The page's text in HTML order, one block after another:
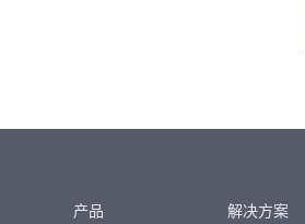
产品 解决方案